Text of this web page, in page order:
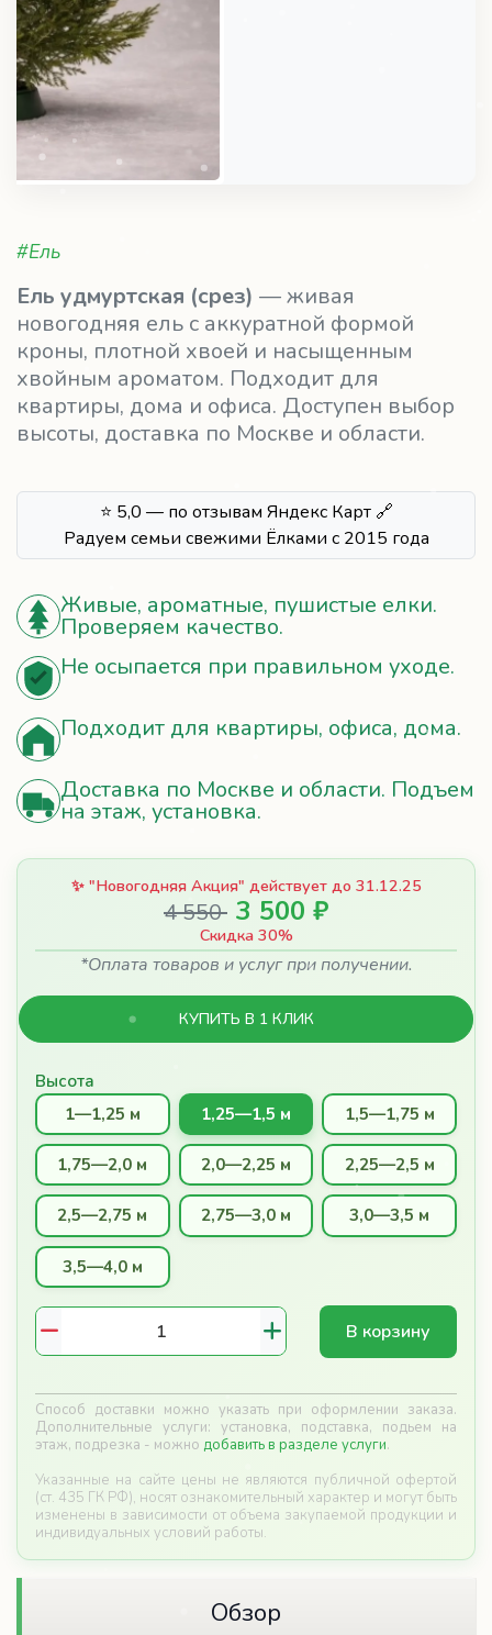
#Ель
новогодняя ель с аккуратной формой
кроны, плотной хвоей и насыщенным
хвойным ароматом. Подходит для
квартиры, дома и офиса. Доступен выбор
высоты, доставка по Москве и области.
⭐ 5,0 — по отзывам Яндекс Карт 🔗
Живые, ароматные, пушистые елки.
Проверяем качество.
Не осыпается при правильном уходе.
Подходит для квартиры, офиса, дома.
Доставка по Москве и области. Подъем
на этаж, установка.
✨ "Новогодняя Акция" действует до 31.12.25
*Оплата товаров и услуг при получении.
КУПИТЬ В 1 КЛИК
1,75—2,0 м 2,25—2,5 м
2,5—2,75 м 2,75—3,0 м 3,0—3,5 м
3,5—4,0 м
Способ доставки можно указать при оформлении заказа.
Дополнительные услуги: установка, подставка, подьем на
Указанные на сайте цены не являются публичной офертой
(ст. 435 ГК РФ), носят ознакомительный характер и могут быть
изменены в зависимости от объема закупаемой продукции и
индивидуальных условий работы.
Обзор